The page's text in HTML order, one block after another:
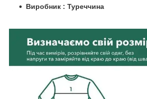
Виробник : Туреччина